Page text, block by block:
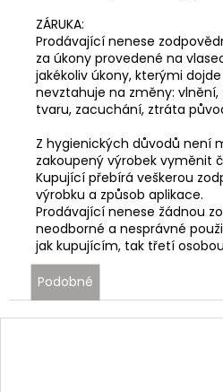
ZÁRUKA:
Prodávající nenese
za úkony provedené na
jakékoliv úkony, kterými
nevztahuje na změny:
tvaru, zacuchání, ztráta
Z hygienických důvodů není
zakoupený výrobek vyměnit
Kupující přebírá veškerou
výrobku a způsob aplikace.
Prodávající nenese žádnou
neodborné a nesprávné
jak kupujícím, tak třetí
Podobné